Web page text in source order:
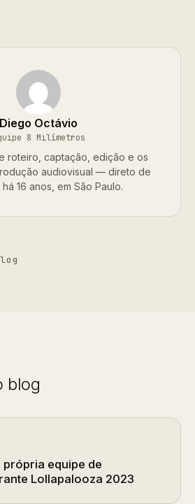
Diego Octávio
8 Milímetros
roteiro, captação, edição e os
audiovisual — direto de
16 anos, em São Paulo.
blog
própria equipe de
Lollapalooza 2023